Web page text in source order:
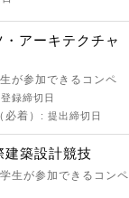
アーキテクチャ
が参加できるコンペ
録締切日
着） : 提出締切日
建築設計競技
生が参加できるコンペ